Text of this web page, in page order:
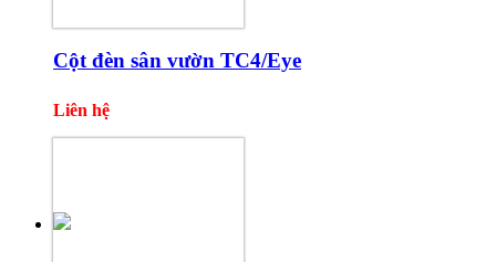
Cột đèn sân vườn TC4/Eye
Liên hệ